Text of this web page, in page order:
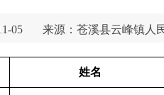
05 来源：苍溪县云峰镇人
姓名